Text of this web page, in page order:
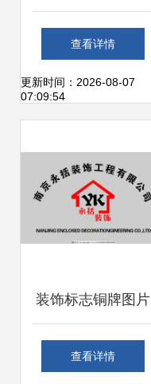
钱 超市装修注意事
项有哪些
查看详情
更新时间：2026-08-07
07:09:54
装饰标志铜牌图片
在装饰装修工程中
查看详情